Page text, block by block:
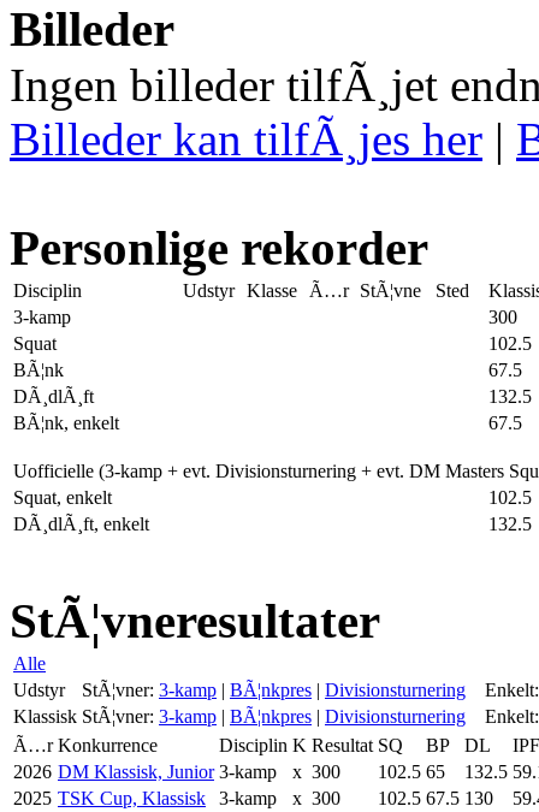
Billeder
Ingen billeder tilfÃ¸jet
Billeder kan tilfÃ¸jes her |
Personlige rekorder
Disciplin Udstyr Klasse Ã…r StÃ¦vne Sted
3-kamp
300
Squat
102.5
BÃ¦nk
67.5
DÃ¸dlÃ¸ft
132.5
BÃ¦nk, enkelt
67.5
Uofficielle (3-kamp + evt. Divisionsturnering + evt. DM Masters
Squat, enkelt
102.5
DÃ¸dlÃ¸ft, enkelt
132.5
StÃ¦vneresultater
Alle
Udstyr
StÃ¦vner: 3-kamp | BÃ¦nkpres | Divisionsturnering
Enkelt:
Klassisk StÃ¦vner: 3-kamp | BÃ¦nkpres | Divisionsturnering
Enkelt:
Ã…r Konkurrence Disciplin K Resultat SQ BP DL
2026 DM Klassisk, Junior 3-kamp x 300 102.5 65 132.5
2025 TSK Cup, Klassisk 3-kamp x 300 102.5 67.5 130